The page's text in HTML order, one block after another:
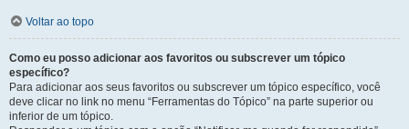
Voltar ao topo
Como eu posso adicionar aos favoritos ou subscrever um tópico
específico?
Para adicionar aos seus favoritos ou subscrever um tópico específico, você
deve clicar no link no menu “Ferramentas do Tópico” na parte superior ou
inferior de um tópico.